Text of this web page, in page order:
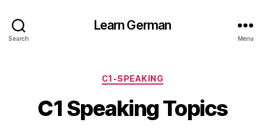
Search
Learn German
Menu
Categories
C1-SPEAKING
C1 Speaking Topics